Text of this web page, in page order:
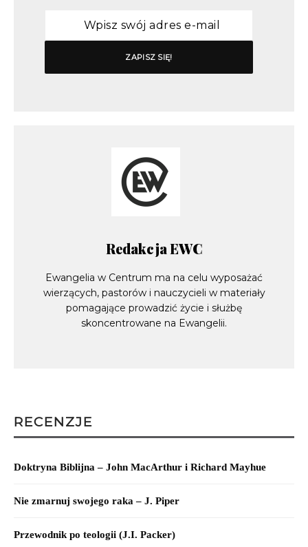
Redakcja EWC
Ewangelia w Centrum ma na celu wyposażać
wierzących, pastorów i nauczycieli w materiały
pomagające prowadzić życie i służbę
skoncentrowane na Ewangelii.
RECENZJE
Doktryna Biblijna – John MacArthur i Richard Mayhue
Nie zmarnuj swojego raka – J. Piper
Przewodnik po teologii (J.I. Packer)